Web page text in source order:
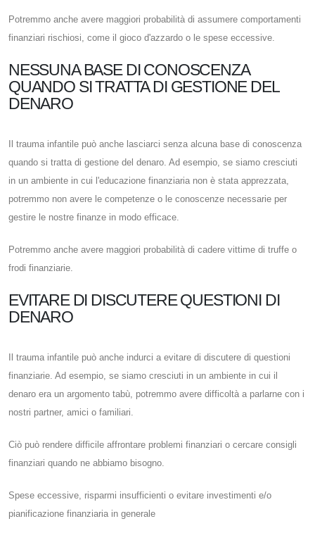
Potremmo anche avere maggiori probabilità di assumere comportamenti
finanziari rischiosi, come il gioco d'azzardo o le spese eccessive.
NESSUNA BASE DI CONOSCENZA
QUANDO SI TRATTA DI GESTIONE DEL
DENARO
Il trauma infantile può anche lasciarci senza alcuna base di conoscenza
quando si tratta di gestione del denaro. Ad esempio, se siamo cresciuti
in un ambiente in cui l'educazione finanziaria non è stata apprezzata,
potremmo non avere le competenze o le conoscenze necessarie per
gestire le nostre finanze in modo efficace.
Potremmo anche avere maggiori probabilità di cadere vittime di truffe o
frodi finanziarie.
EVITARE DI DISCUTERE QUESTIONI DI
DENARO
Il trauma infantile può anche indurci a evitare di discutere di questioni
finanziarie. Ad esempio, se siamo cresciuti in un ambiente in cui il
denaro era un argomento tabù, potremmo avere difficoltà a parlarne con i
nostri partner, amici o familiari.
Ciò può rendere difficile affrontare problemi finanziari o cercare consigli
finanziari quando ne abbiamo bisogno.
Spese eccessive, risparmi insufficienti o evitare investimenti e/o
pianificazione finanziaria in generale